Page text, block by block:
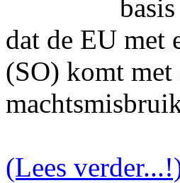
dat de EU met
(SO) komt met
(Lees